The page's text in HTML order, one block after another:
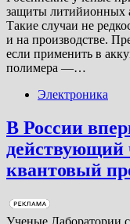
защиты литийионных
Такие случаи не
и на производстве.
если применить в
полимера —…
Электроника
В России
действующий
квантовый